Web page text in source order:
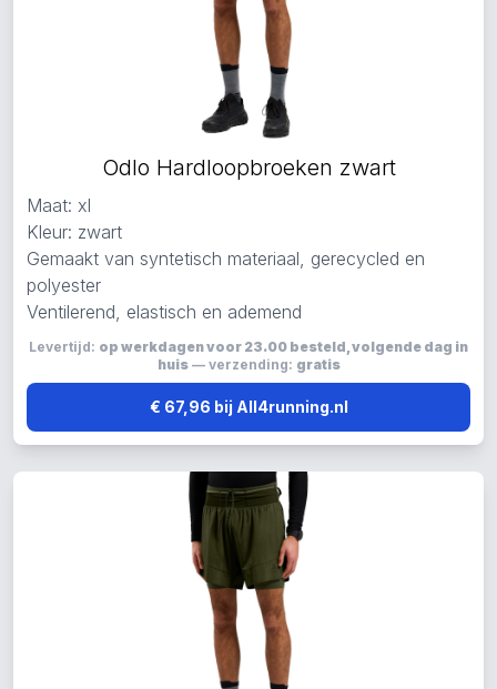
Odlo Hardloopbroeken zwart
Maat: xl
Kleur: zwart
Gemaakt van syntetisch materiaal, gerecycled en
polyester
Ventilerend, elastisch en ademend
Levertijd: op werkdagen voor 23.00 besteld, volgende dag in
huis— verzending: gratis
€ 67,96 bij All4running.nl